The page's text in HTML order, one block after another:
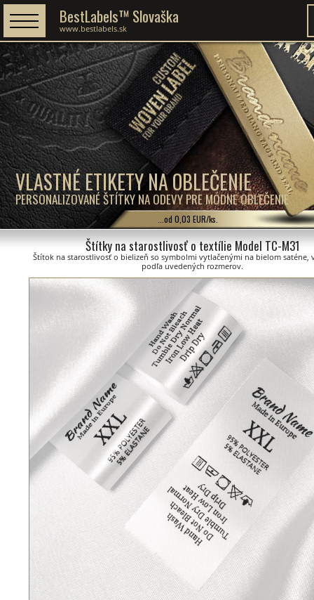
VLASTNÉ ETIKETY NA OBLEČENIE
PERSONALIZOVANÉ ŠTÍTKY NA ODEVY PRE MÓDNE OBLEČENIE
BestLabels™ Slovaška
www.bestlabels.sk
...od 0,03 EUR/ks.
Štítky na starostlivosť o textílie Model TC-M31
Štítok na starostlivosť o bielizeň so symbolmi vytlačenými na bielom saténe,
podľa uvedených rozmerov.